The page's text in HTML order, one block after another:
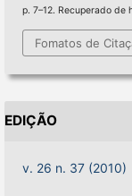
p. 7–12. Recuperado
Fomatos de
EDIÇÃO
v. 26 n. 37 (2010)